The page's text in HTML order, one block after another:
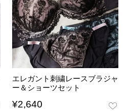
エレガント刺繍レースブラジャ
ー＆ショーツセット
¥2,640